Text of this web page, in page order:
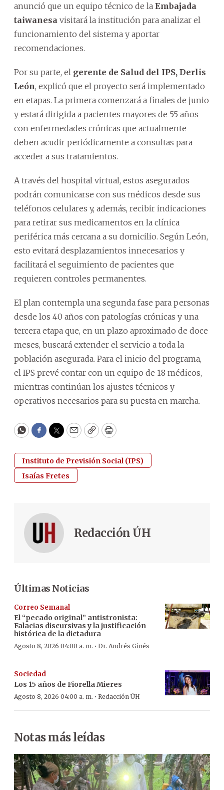
anunció que un equipo técnico de la Embajada
taiwanesa visitará la institución para analizar el
funcionamiento del sistema y aportar
recomendaciones.
Por su parte, el gerente de Salud del IPS, Derlis
León, explicó que el proyecto será implementado
en etapas. La primera comenzará a finales de junio
y estará dirigida a pacientes mayores de 55 años
con enfermedades crónicas que actualmente
deben acudir periódicamente a consultas para
acceder a sus tratamientos.
A través del hospital virtual, estos asegurados
podrán comunicarse con sus médicos desde sus
teléfonos celulares y, además, recibir indicaciones
para retirar sus medicamentos en la clínica
periférica más cercana a su domicilio. Según León,
esto evitará desplazamientos innecesarios y
facilitará el seguimiento de pacientes que
requieren controles permanentes.
El plan contempla una segunda fase para personas
desde los 40 años con patologías crónicas y una
tercera etapa que, en un plazo aproximado de doce
meses, buscará extender el servicio a toda la
población asegurada. Para el inicio del programa,
el IPS prevé contar con un equipo de 18 médicos,
mientras continúan los ajustes técnicos y
operativos necesarios para su puesta en marcha.
WhatsApp
Facebook
Twitter
EmailCopyPrint
Instituto de Previsión Social (IPS)
Isaías Fretes
Redacción ÚH
Últimas Noticias
Correo Semanal
El “pecado original” antistronista:
Falacias discursivas y la justificación
histórica de la dictadura
Agosto 8, 2026 04:00 a. m. · Dr. Andrés Ginés
Sociedad
Los 15 años de Fiorella Mieres
Agosto 8, 2026 04:00 a. m. · Redacción ÚH
Notas más leídas